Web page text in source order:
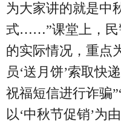
为大家讲的就是中
式……”课堂上，民
的实际情况，重点
员‘送月饼’索取快
祝福短信进行诈骗
以‘中秋节促销’为